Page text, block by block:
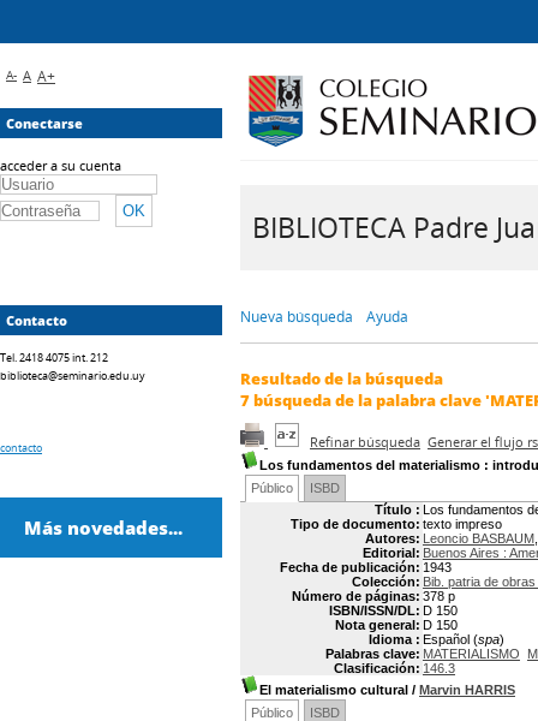
BIBLIOTECA Padre
Nueva búsqueda Ayuda
Resultado de la búsqueda
7búsqueda de la palabra clave
Refinar búsqueda Generar el flujo
Los fundamentos del materialismo :
Público
ISBD
Título : Los fundamentos
Tipo de documento: texto impreso
Autores: Leoncio BASBAUM
Editorial: Buenos Aires :
Fecha de publicación: 1943
Colección: Bib. patria de
Número de páginas: 378 p
ISBN/ISSN/DL: D 150
Nota general: D 150
Idioma : Español (spa)
Palabras clave: MATERIALISMO
Clasificación: 146.3
El materialismo cultural / Marvin HARRIS
Público
ISBD
A- A A+
Conectarse
acceder a su cuenta
Contacto
Tel. 2418 4075 int. 212
biblioteca@seminario.edu.uy
contacto
Más novedades...